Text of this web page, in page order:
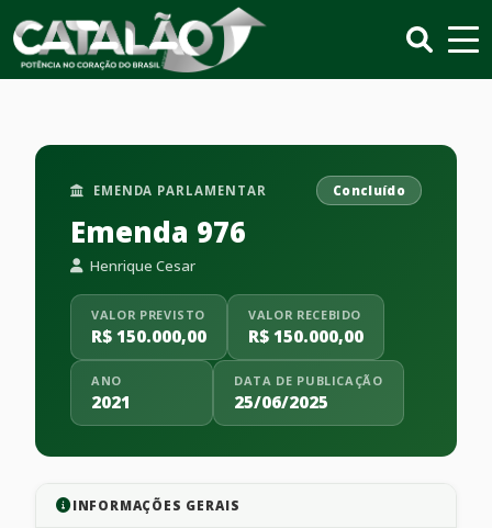
EMENDA PARLAMENTAR Concluído
Emenda 976
Henrique Cesar
VALOR PREVISTO
R$ 150.000,00
VALOR RECEBIDO
R$ 150.000,00
ANO
2021
DATA DE PUBLICAÇÃO
25/06/2025
INFORMAÇÕES GERAIS